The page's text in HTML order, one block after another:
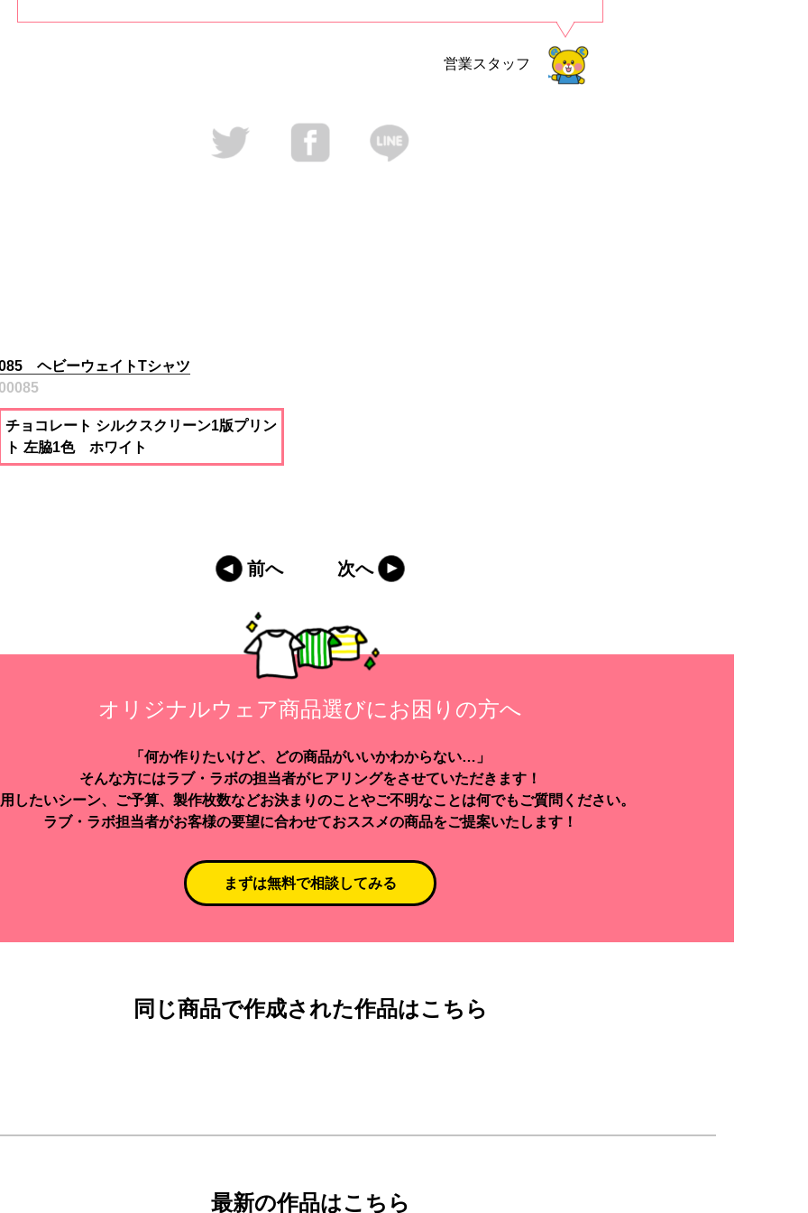
営業スタッフ
ヘビーウェイトTシャツ
チョコレート シルクスクリーン1版プリン
ト 左脇1色 ホワイト
前へ 次へ
オリジナルウェア商品選びにお困りの方へ
「何か作りたいけど、どの商品がいいかわからない…」
そんな方にはラブ・ラボの担当者がヒアリングをさせていただきます！
したいシーン、ご予算、製作枚数などお決まりのことやご不明なことは何でもご質問ください。
ラブ・ラボ担当者がお客様の要望に合わせておススメの商品をご提案いたします！
まずは無料で相談してみる
同じ商品で作成された作品はこちら
最新の作品はこちら